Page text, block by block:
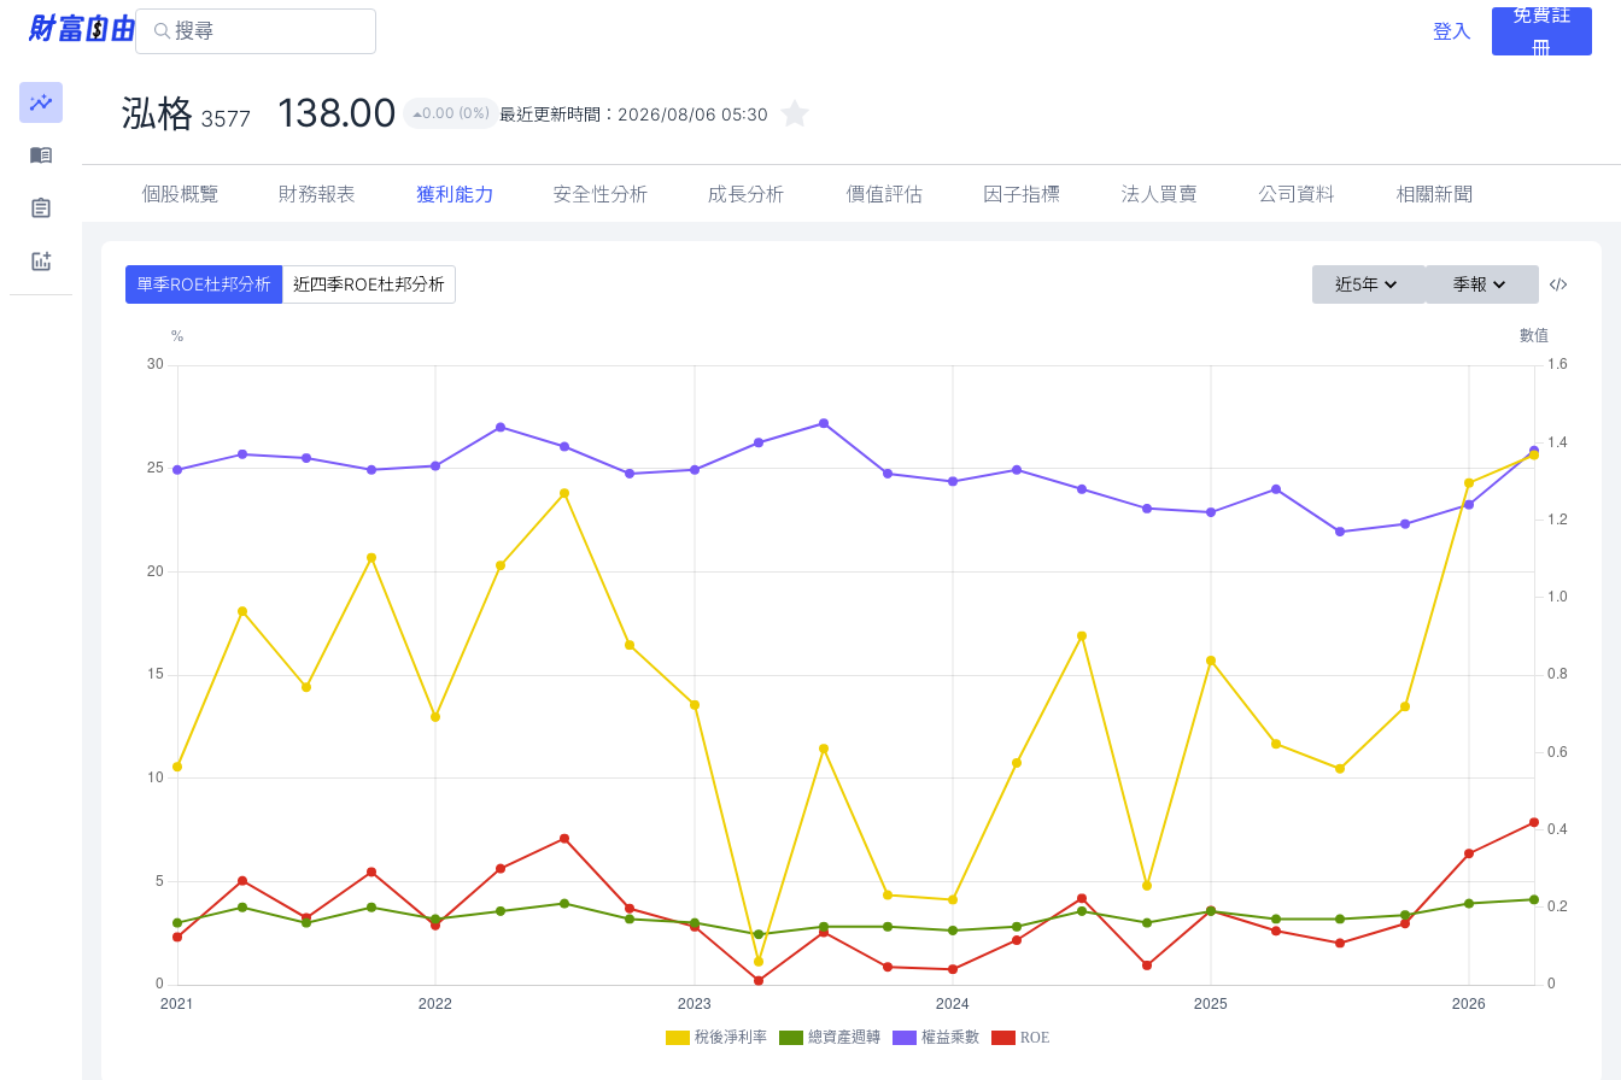
登入
免費註
冊
泓格 3577 138.00 0.00 (0%) 最近更新時間： 2026/08/06 05:30
個股概覽 財務報表 獲利能力 安全性分析 成長分析 價值評估 因子指標 法人買賣 公司資料 相關新聞
單季ROE杜邦分析 近四季ROE杜邦分析 近5年 季報
稅後淨利率 總資產週轉 權益乘數 ROE